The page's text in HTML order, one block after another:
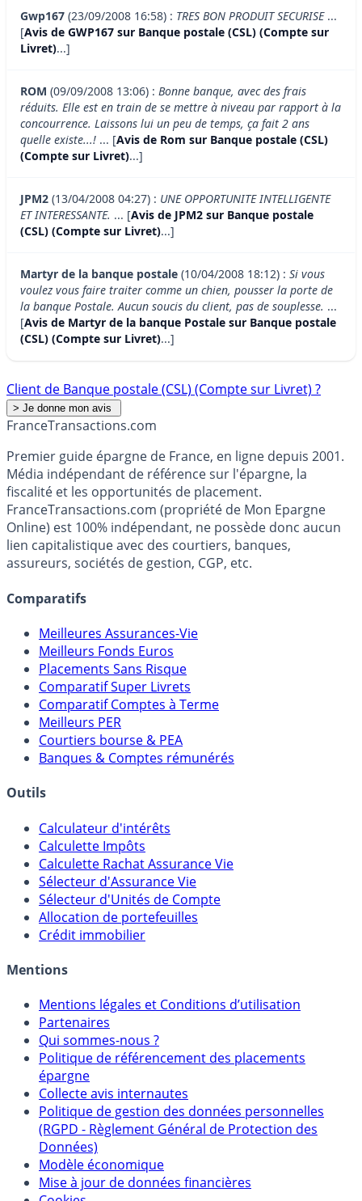
Gwp167 (23/09/2008 16:58) : TRES BON PRODUIT SECURISE...
[Avis de GWP167 sur Banque postale (CSL) (Compte sur
Livret)...]
ROM (09/09/2008 13:06) : Bonne banque, avec des frais
réduits. Elle est en train de se mettre à niveau par rapport à la
concourrence. Laissons lui un peu de temps, ça fait 2 ans
quelle existe...! ... [Avis de Rom sur Banque postale (CSL)
(Compte sur Livret)...]
JPM2 (13/04/2008 04:27) : UNE OPPORTUNITE INTELLIGENTE
ET INTERESSANTE. ... [Avis de JPM2 sur Banque postale
(CSL) (Compte sur Livret)...]
Martyr de la banque postale (10/04/2008 18:12) : Si vous
voulez vous faire traiter comme un chien, pousser la porte de
la banque Postale. Aucun soucis du client, pas de souplesse. ...
[Avis de Martyr de la banque Postale sur Banque postale
(CSL) (Compte sur Livret)...]
Client de Banque postale (CSL) (Compte sur Livret) ?
FranceTransactions.com
Premier guide épargne de France, en ligne depuis 2001.
Média indépendant de référence sur l'épargne, la
fiscalité et les opportunités de placement.
FranceTransactions.com (propriété de Mon Epargne
Online) est 100% indépendant, ne possède donc aucun
lien capitalistique avec des courtiers, banques,
assureurs, sociétés de gestion, CGP, etc.
Comparatifs
Meilleures Assurances-Vie
Meilleurs Fonds Euros
Placements Sans Risque
Comparatif Super Livrets
Comparatif Comptes à Terme
Meilleurs PER
Courtiers bourse & PEA
Banques & Comptes rémunérés
Outils
Calculateur d'intérêts
Calculette Impôts
Calculette Rachat Assurance Vie
Sélecteur d'Assurance Vie
Sélecteur d'Unités de Compte
Allocation de portefeuilles
Crédit immobilier
Mentions
Mentions légales et Conditions d’utilisation
Partenaires
Qui sommes-nous ?
Politique de référencement des placements
épargne
Collecte avis internautes
Politique de gestion des données personnelles
(RGPD - Règlement Général de Protection des
Données)
Modèle économique
Mise à jour de données financières